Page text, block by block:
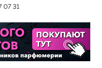
07 31